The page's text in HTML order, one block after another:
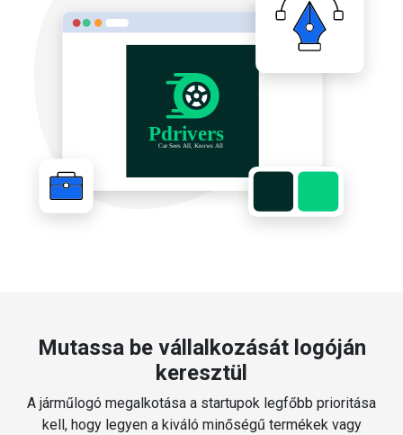
Mutassa be vállalkozását logóján
keresztül
A járműlogó megalkotása a startupok legfőbb prioritása
kell, hogy legyen a kiváló minőségű termékek vagy